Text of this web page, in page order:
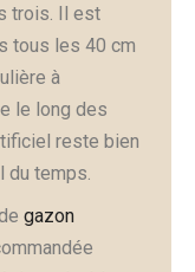
trois. Il est
tous les 40 cm
à
le long des
reste bien
du temps.
gazon